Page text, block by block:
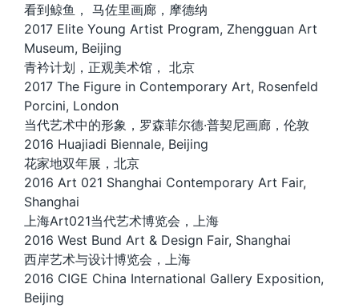
看到鲸鱼， 马佐里画廊，摩德纳
2017 Elite Young Artist Program, Zhengguan Art
Museum, Beijing
青衿计划，正观美术馆， 北京
2017 The Figure in Contemporary Art, Rosenfeld
Porcini, London
当代艺术中的形象，罗森菲尔德·普契尼画廊，伦敦
2016 Huajiadi Biennale, Beijing
花家地双年展，北京
2016 Art 021 Shanghai Contemporary Art Fair,
Shanghai
上海Art021当代艺术博览会，上海
2016 West Bund Art & Design Fair, Shanghai
西岸艺术与设计博览会，上海
2016 CIGE China International Gallery Exposition,
Beijing